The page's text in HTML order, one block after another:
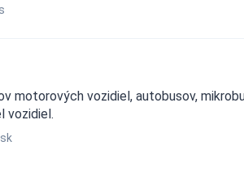
motorových vozidiel, autobusov,
vozidiel.